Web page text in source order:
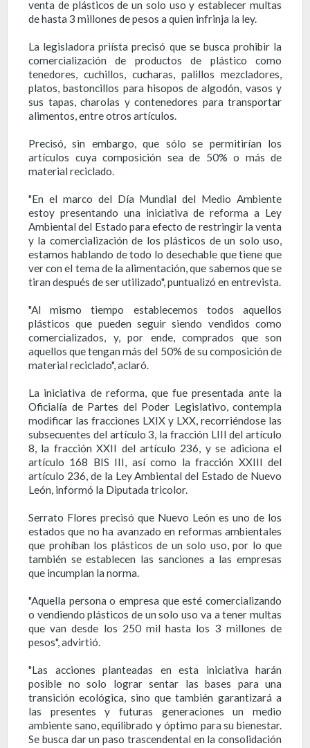
venta de plásticos de un solo uso y establecer multas
de hasta 3 millones de pesos a quien infrinja la ley.
La legisladora priísta precisó que se busca prohibir la
comercialización de productos de plástico como
tenedores, cuchillos, cucharas, palillos mezcladores,
platos, bastoncillos para hisopos de algodón, vasos y
sus tapas, charolas y contenedores para transportar
alimentos, entre otros artículos.
Precisó, sin embargo, que sólo se permitirían los
artículos cuya composición sea de 50% o más de
material reciclado.
"En el marco del Día Mundial del Medio Ambiente
estoy presentando una iniciativa de reforma a Ley
Ambiental del Estado para efecto de restringir la venta
y la comercialización de los plásticos de un solo uso,
estamos hablando de todo lo desechable que tiene que
ver con el tema de la alimentación, que sabemos que se
tiran después de ser utilizado", puntualizó en entrevista.
"Al mismo tiempo establecemos todos aquellos
plásticos que pueden seguir siendo vendidos como
comercializados, y, por ende, comprados que son
aquellos que tengan más del 50% de su composición de
material reciclado", aclaró.
La iniciativa de reforma, que fue presentada ante la
Oficialía de Partes del Poder Legislativo, contempla
modificar las fracciones LXIX y LXX, recorriéndose las
subsecuentes del artículo 3, la fracción LIII del artículo
8, la fracción XXII del artículo 236, y se adiciona el
artículo 168 BIS III, así como la fracción XXIII del
artículo 236, de la Ley Ambiental del Estado de Nuevo
León, informó la Diputada tricolor.
Serrato Flores precisó que Nuevo León es uno de los
estados que no ha avanzado en reformas ambientales
que prohíban los plásticos de un solo uso, por lo que
también se establecen las sanciones a las empresas
que incumplan la norma.
"Aquella persona o empresa que esté comercializando
o vendiendo plásticos de un solo uso va a tener multas
que van desde los 250 mil hasta los 3 millones de
pesos", advirtió.
"Las acciones planteadas en esta iniciativa harán
posible no solo lograr sentar las bases para una
transición ecológica, sino que también garantizará a
las presentes y futuras generaciones un medio
ambiente sano, equilibrado y óptimo para su bienestar.
Se busca dar un paso trascendental en la consolidación